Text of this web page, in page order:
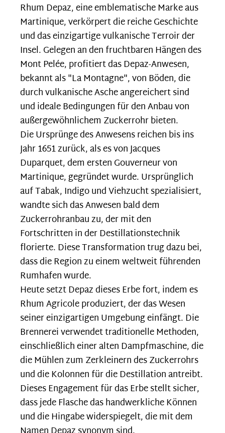
Rhum Depaz, eine emblematische Marke aus
Martinique, verkörpert die reiche Geschichte
und das einzigartige vulkanische Terroir der
Insel. Gelegen an den fruchtbaren Hängen des
Mont Pelée, profitiert das Depaz-Anwesen,
bekannt als "La Montagne", von Böden, die
durch vulkanische Asche angereichert sind
und ideale Bedingungen für den Anbau von
außergewöhnlichem Zuckerrohr bieten.
Die Ursprünge des Anwesens reichen bis ins
Jahr 1651 zurück, als es von Jacques
Duparquet, dem ersten Gouverneur von
Martinique, gegründet wurde. Ursprünglich
auf Tabak, Indigo und Viehzucht spezialisiert,
wandte sich das Anwesen bald dem
Zuckerrohranbau zu, der mit den
Fortschritten in der Destillationstechnik
florierte. Diese Transformation trug dazu bei,
dass die Region zu einem weltweit führenden
Rumhafen wurde.
Heute setzt Depaz dieses Erbe fort, indem es
Rhum Agricole produziert, der das Wesen
seiner einzigartigen Umgebung einfängt. Die
Brennerei verwendet traditionelle Methoden,
einschließlich einer alten Dampfmaschine, die
die Mühlen zum Zerkleinern des Zuckerrohrs
und die Kolonnen für die Destillation antreibt.
Dieses Engagement für das Erbe stellt sicher,
dass jede Flasche das handwerkliche Können
und die Hingabe widerspiegelt, die mit dem